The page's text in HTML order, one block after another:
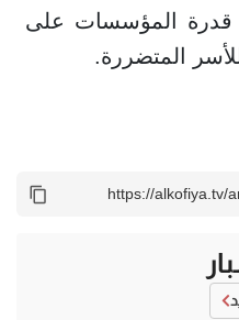
قدرة المؤسسات على
المتضررة.